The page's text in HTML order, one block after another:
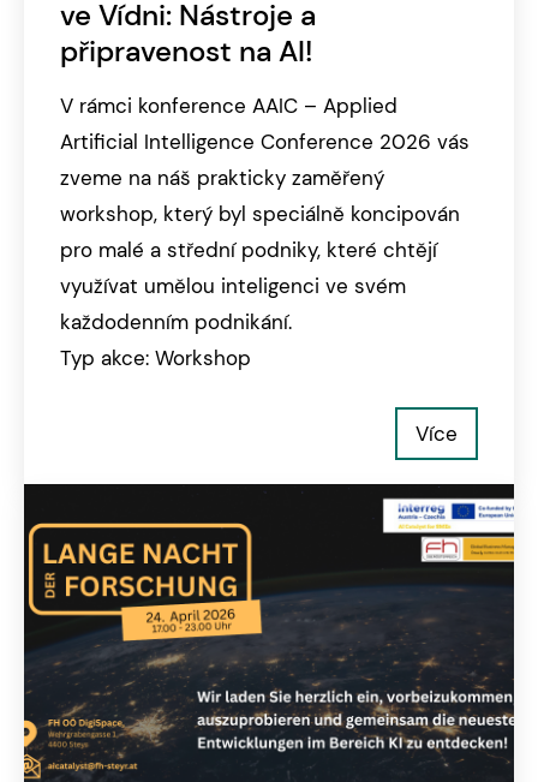
ve Vídni: Nástroje a
připravenost na AI!
V rámci konference AAIC – Applied
Artificial Intelligence Conference 2026 vás
zveme na náš prakticky zaměřený
workshop, který byl speciálně koncipován
pro malé a střední podniky, které chtějí
využívat umělou inteligenci ve svém
každodenním podnikání.
Typ akce: Workshop
Více